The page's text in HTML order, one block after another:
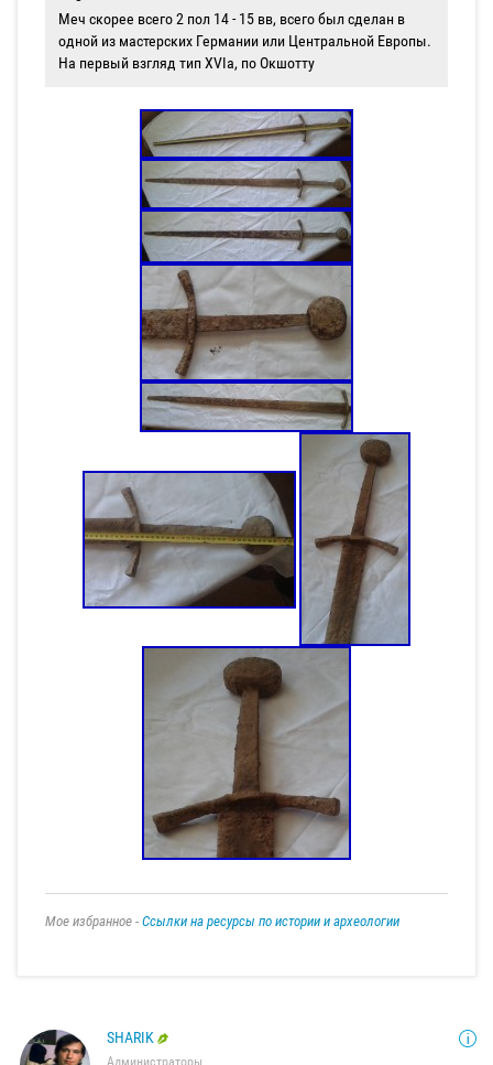
Меч скорее всего 2 пол 14 - 15 вв, всего был сделан в
одной из мастерских Германии или Центральной Европы.
На первый взгляд тип XVIa, по Окшотту
Мое избранное - Ссылки на ресурсы по истории и археологии
SHARIK
Администраторы